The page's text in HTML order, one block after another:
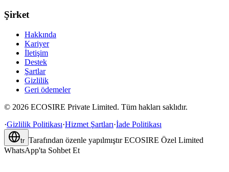
Şirket
Hakkında
Kariyer
İletişim
Destek
Şartlar
Gizlilik
Geri ödemeler
© 2026 ECOSIRE Private Limited. Tüm hakları saklıdır.
·Gizlilik Politikası·Hizmet Şartları·İade Politikası
tr Tarafından özenle yapılmıştır ECOSIRE Özel Limited
WhatsApp'ta Sohbet Et